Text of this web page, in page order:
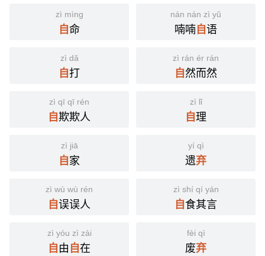
发奋图强 力求上进 力争上游 自高自大 自强不息 妄自
zì
zì mìng
自命
nán nán zì yǔ
喃喃自语
zì dǎ
自打
zì rán ér rán
自然而然
zì qī qī rén
自欺欺人
zì lǐ
自理
zì jiā
自家
yí qì
遗弃
zì wù wù rén
自误误人
zì shí qí yán
自食其言
zì yóu zì zài
自由自在
fèi qì
废弃